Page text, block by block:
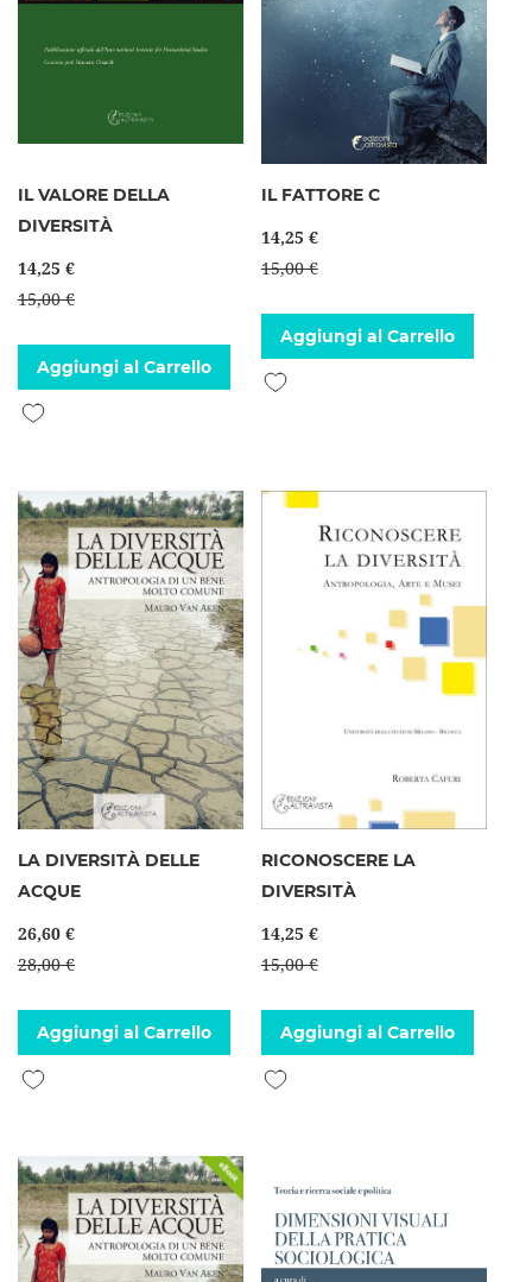
IL VALORE DELLA
DIVERSITÀ
14,25 €
15,00 €
Aggiungi al Carrello
Aggiungi alla lista desideri
IL FATTORE C
14,25 €
15,00 €
Aggiungi al Carrello
Aggiungi alla lista desideri
LA DIVERSITÀ DELLE
ACQUE
26,60 €
28,00 €
Aggiungi al Carrello
Aggiungi alla lista desideri
RICONOSCERE LA
DIVERSITÀ
14,25 €
15,00 €
Aggiungi al Carrello
Aggiungi alla lista desideri